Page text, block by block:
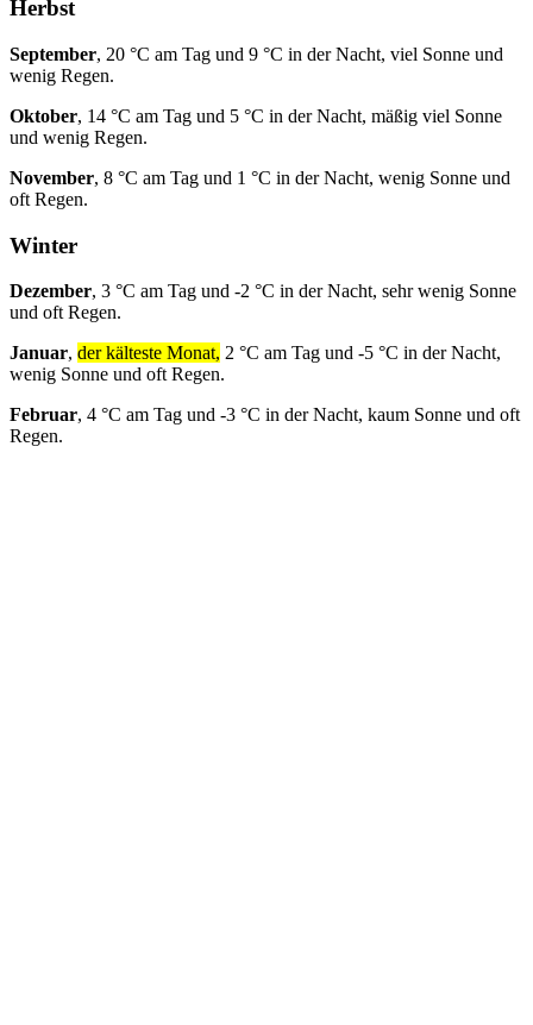
Herbst
September, 20 °C am Tag und 9 °C in der Nacht, viel Sonne und
wenig Regen.
Oktober, 14 °C am Tag und 5 °C in der Nacht, mäßig viel Sonne
und wenig Regen.
November, 8 °C am Tag und 1 °C in der Nacht, wenig Sonne und
oft Regen.
Winter
Dezember, 3 °C am Tag und -2 °C in der Nacht, sehr wenig Sonne
und oft Regen.
Januar, der kälteste Monat, 2 °C am Tag und -5 °C in der Nacht,
wenig Sonne und oft Regen.
Februar, 4 °C am Tag und -3 °C in der Nacht, kaum Sonne und oft
Regen.